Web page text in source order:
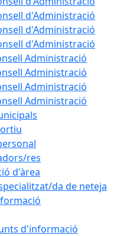
d'Administració
d'Administració
d'Administració
Administració
Administració
Administració
Administració
res
d'àrea
da de neteja
d'informació